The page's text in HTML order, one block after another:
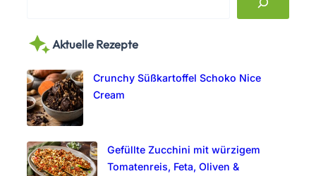
r
h
Aktuelle Rezepte
Crunchy Süßkartoffel Schoko Nice
Cream
Gefüllte Zucchini mit würzigem
Tomatenreis, Feta, Oliven &